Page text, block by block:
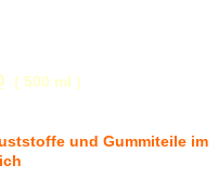
( 500 ml )
und Gummiteile im